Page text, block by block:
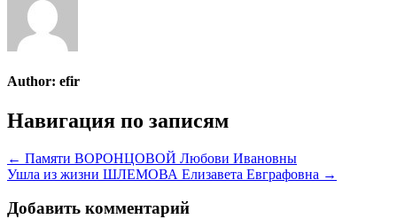
Author: efir
Навигация по записям
← Памяти ВОРОНЦОВОЙ Любови Ивановны
Ушла из жизни ШЛЕМОВА Елизавета Евграфовна →
Добавить комментарий